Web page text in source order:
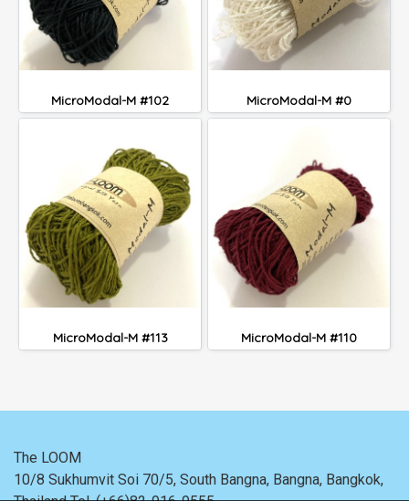
MicroModal-M #102 MicroModal-M #0
MicroModal-M #113 MicroModal-M #110
The LOOM
10/8 Sukhumvit Soi 70/5, South Bangna, Bangna, Bangkok,